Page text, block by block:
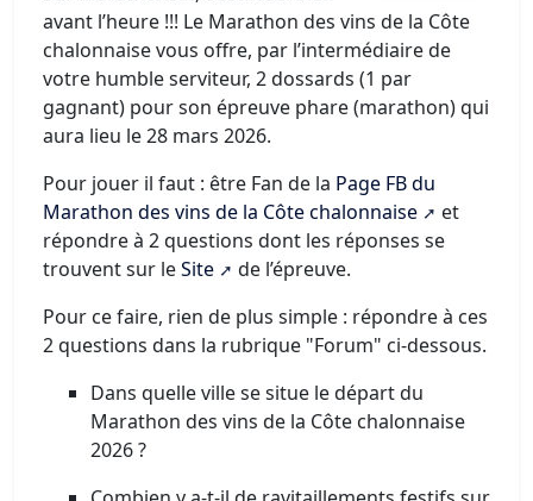
avant l’heure !!! Le Marathon des vins de la Côte
chalonnaise vous offre, par l’intermédiaire de
votre humble serviteur, 2 dossards (1 par
gagnant) pour son épreuve phare (marathon) qui
aura lieu le 28 mars 2026.
Pour jouer il faut : être Fan de la Page FB du
Marathon des vins de la Côte chalonnaise
et
répondre à 2 questions dont les réponses se
trouvent sur leSite
de l’épreuve.
Pour ce faire, rien de plus simple : répondre à ces
2 questions dans la rubrique "Forum" ci-dessous.
Dans quelle ville se situe le départ du
Marathon des vins de la Côte chalonnaise
2026 ?